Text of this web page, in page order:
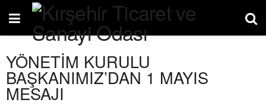
YÖNETİM KURULU
BAŞKANIMIZ’DAN 1 MAYIS
MESAJI